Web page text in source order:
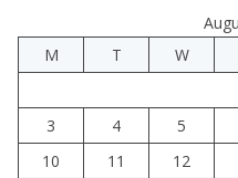
M
T W
3
4 5
10
11 12